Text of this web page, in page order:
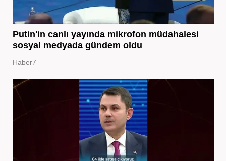
Putin'in canlı yayında mikrofon müdahalesi
sosyal medyada gündem oldu
Haber7